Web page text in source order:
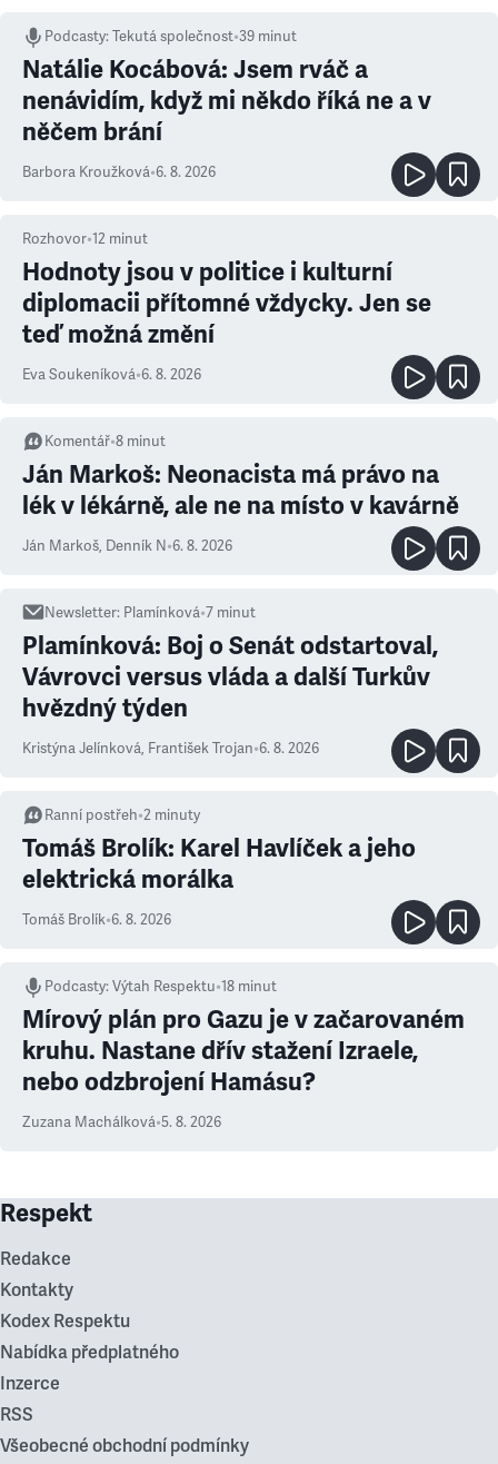
Podcasty:Tekutá společnost•39 minut
Natálie Kocábová: Jsem rváč a
nenávidím, když mi někdo říká ne a v
něčem brání
Barbora Kroužková•6. 8. 2026
Rozhovor•12 minut
Hodnoty jsou v politice i kulturní
diplomacii přítomné vždycky. Jen se
teď možná změní
Eva Soukeníková•6. 8. 2026
Komentář•8 minut
Ján Markoš: Neonacista má právo na
lék v lékárně, ale ne na místo v kavárně
Ján Markoš, Denník N•6. 8. 2026
Newsletter: Plamínková•7 minut
Plamínková: Boj o Senát odstartoval,
Vávrovci versus vláda a další Turkův
hvězdný týden
Kristýna Jelínková, František Trojan•6. 8. 2026
Ranní postřeh•2 minuty
Tomáš Brolík: Karel Havlíček a jeho
elektrická morálka
Tomáš Brolík•6. 8. 2026
Podcasty:Výtah Respektu•18 minut
Mírový plán pro Gazu je v začarovaném
kruhu. Nastane dřív stažení Izraele,
nebo odzbrojení Hamásu?
Zuzana Machálková•5. 8. 2026
Respekt
Redakce
Kontakty
Kodex Respektu
Nabídka předplatného
Inzerce
RSS
Všeobecné obchodní podmínky